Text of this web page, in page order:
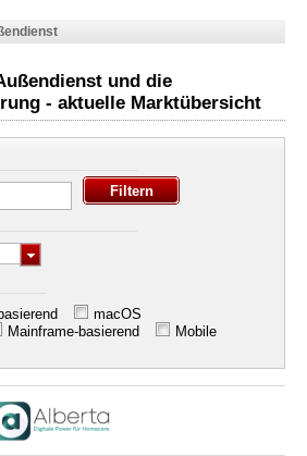
und die
- aktuelle Marktübersicht
macOS
Mainframe-basierend Mobile